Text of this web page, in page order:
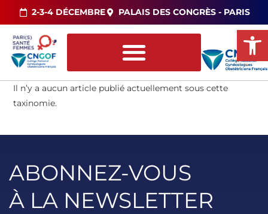
2-3-4 DÉCEMBRE PALAIS DES CONGRÈS - PARIS
Il n’y a aucun article publié actuellement sous cette
taxinomie.
ABONNEZ-VOUS
À LA NEWSLETTER